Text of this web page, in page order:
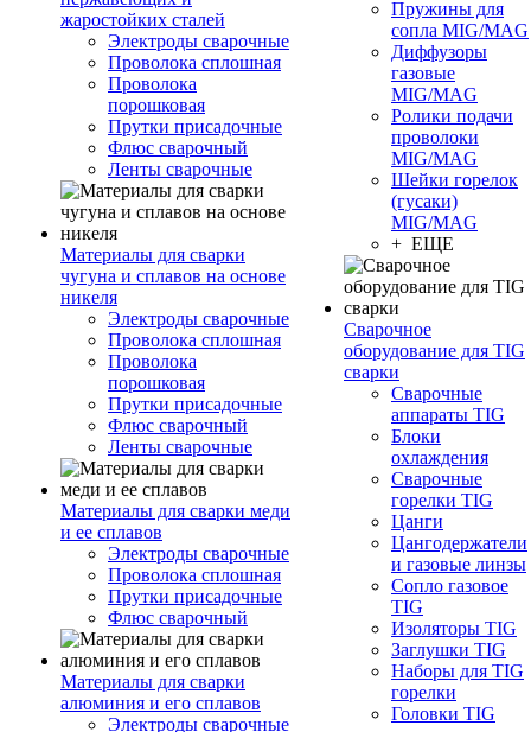
жаростойких сталей
Электроды сварочные
Проволока сплошная
Проволока
порошковая
Прутки присадочные
Флюс сварочный
Ленты сварочные
Материалы для сварки
чугуна и сплавов на основе
никеля
Электроды сварочные
Проволока сплошная
Проволока
порошковая
Прутки присадочные
Флюс сварочный
Ленты сварочные
Материалы для сварки меди
и ее сплавов
Электроды сварочные
Проволока сплошная
Прутки присадочные
Флюс сварочный
Материалы для сварки
алюминия и его сплавов
Электроды сварочные
Пружины для
сопла MIG/MAG
Диффузоры
газовые
MIG/MAG
Ролики подачи
проволоки
MIG/MAG
Шейки горелок
(гусаки)
MIG/MAG
+ ЕЩЕ
Сварочное
оборудование для TIG
сварки
Сварочные
аппараты TIG
Блоки
охлаждения
Сварочные
горелки TIG
Цанги
Цангодержатели
и газовые линзы
Сопло газовое
TIG
Изоляторы TIG
Заглушки TIG
Наборы для TIG
горелки
Головки TIG